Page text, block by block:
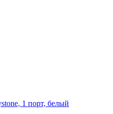
1 порт, белый